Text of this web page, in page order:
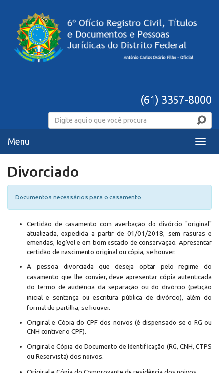
(61) 3357-8000
Menu
Menu
Divorciado
Documentos necessários para o casamento
Certidão de casamento com averbação do divórcio "original"
atualizada, expedida a partir de 01/01/2018, sem rasuras e
emendas, legível e em bom estado de conservação. Apresentar
certidão de nascimento original ou cópia, se houver.
A pessoa divorciada que deseja optar pelo regime do
casamento que lhe convier, deve apresentar cópia autenticada
do termo de audiência da separação ou do divórcio (petição
inicial e sentença ou escritura pública de divórcio), além do
formal de partilha, se houver.
Original e Cópia do CPF dos noivos (é dispensado se o RG ou
CNH contiver o CPF).
Original e Cópia do Documento de Identificação (RG, CNH, CTPS
ou Reservista) dos noivos.